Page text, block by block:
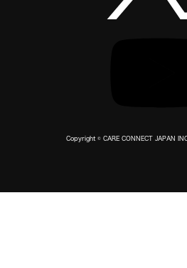
Copyright © CARE CONNECT JAPAN